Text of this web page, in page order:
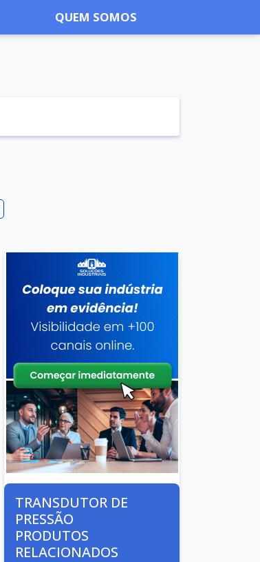
QUEM SOMOS
TRANSDUTOR DE
PRESSÃO
PRODUTOS
RELACIONADOS